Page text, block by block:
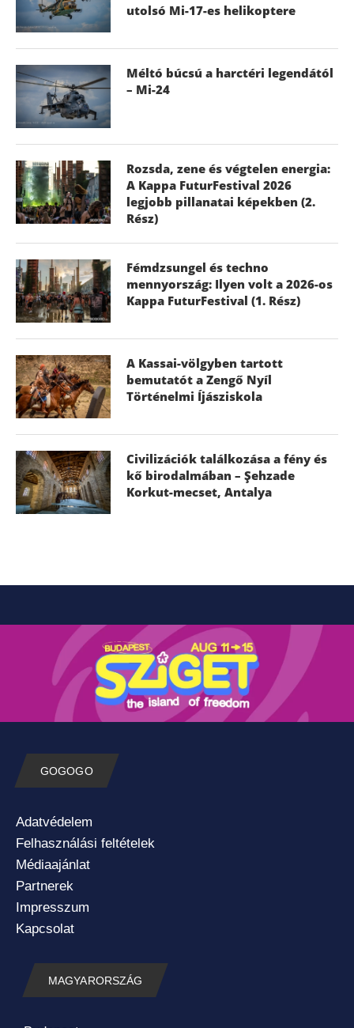
utolsó Mi-17-es helikoptere
Méltó búcsú a harctéri legendától
– Mi-24
Rozsda, zene és végtelen energia:
A Kappa FuturFestival 2026
legjobb pillanatai képekben (2.
Rész)
Fémdzsungel és techno
mennyország: Ilyen volt a 2026-os
Kappa FuturFestival (1. Rész)
A Kassai-völgyben tartott
bemutatót a Zengő Nyíl
Történelmi Íjásziskola
Civilizációk találkozása a fény és
kő birodalmában – Şehzade
Korkut-mecset, Antalya
GOGOGO
Adatvédelem
Felhasználási feltételek
Médiaajánlat
Partnerek
Impresszum
Kapcsolat
MAGYARORSZÁG